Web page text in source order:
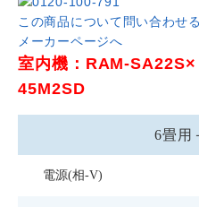
この商品について問い合わせる
メーカーページへ
室内機：RAM-
45M2SD
6畳用
電源(相-V)